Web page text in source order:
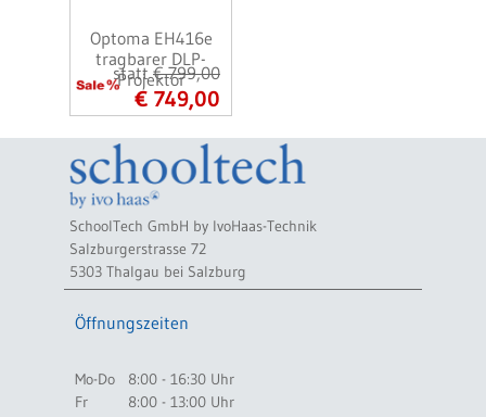
Optoma EH416e
tragbarer DLP-
Projektor
statt€ 799,00
€ 749,00
SchoolTech GmbH by IvoHaas-Technik
Salzburgerstrasse 72
5303 Thalgau bei Salzburg
Öffnungszeiten
Mo-Do
8:00 - 16:30 Uhr
Fr
8:00 - 13:00 Uhr